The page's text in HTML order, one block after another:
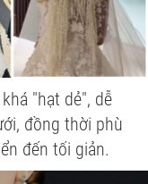
"hạt dẻ", dễ
đồng thời phù
đến tối giản.